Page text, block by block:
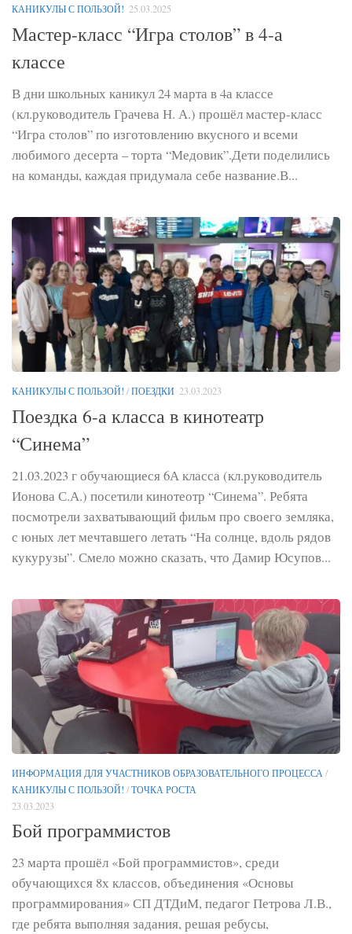
КАНИКУЛЫ С ПОЛЬЗОЙ! 25.03.2025
Мастер-класс “Игра столов” в 4-а
классе
В дни школьных каникул 24 марта в 4а классе
(кл.руководитель Грачева Н. А.) прошёл мастер-класс
“Игра столов” по изготовлению вкусного и всеми
любимого десерта – торта “Медовик”.Дети поделились
на команды, каждая придумала себе название.В...
КАНИКУЛЫ С ПОЛЬЗОЙ! /ПОЕЗДКИ 23.03.2023
Поездка 6-а класса в кинотеатр
“Синема”
21.03.2023 г обучающиеся 6А класса (кл.руководитель
Ионова С.А.) посетили кинотеотр “Синема”. Ребята
посмотрели захватывающий фильм про своего земляка,
с юных лет мечтавшего летать “На солнце, вдоль рядов
кукурузы”. Смело можно сказать, что Дамир Юсупов...
ИНФОРМАЦИЯ ДЛЯ УЧАСТНИКОВ ОБРАЗОВАТЕЛЬНОГО ПРОЦЕССА /
КАНИКУЛЫ С ПОЛЬЗОЙ! /ТОЧКА РОСТА
23.03.2023
Бой программистов
23 марта прошёл «Бой программистов», среди
обучающихся 8х классов, объединения «Основы
программирования» СП ДТДиМ, педагог Петрова Л.В.,
где ребята выполняя задания, решая ребусы,